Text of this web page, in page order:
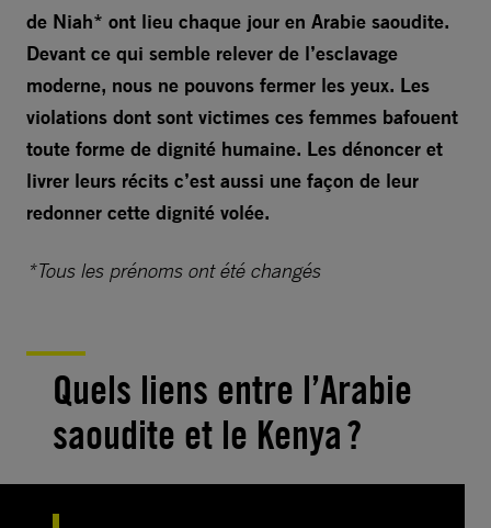
de Niah* ont lieu chaque jour en Arabie saoudite.
Devant ce qui semble relever de l’esclavage
moderne, nous ne pouvons fermer les yeux. Les
violations dont sont victimes ces femmes bafouent
toute forme de dignité humaine. Les dénoncer et
livrer leurs récits c’est aussi une façon de leur
redonner cette dignité volée.
*Tous les prénoms ont été changés
Quels liens entre l’Arabie
saoudite et le Kenya ?